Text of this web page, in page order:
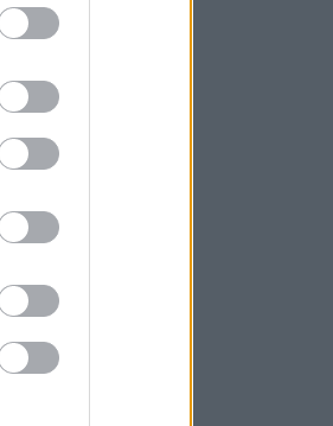
ολοκληρωθεί οι αυτοψίες στο Πόρτο
Γερμενό – Κανένας δεν θα μείνει
Οι ΗΠΑ αναστέλλουν τις εισαγωγές
από τον μεγαλύτερο παραγωγό
αβοκάντο του Μεξικού
Ουγγαρία: Την ερχόμενη εβδομάδα η
Οι ΥΠΕΞ ΗΠΑ και Βρετανίας συζήτησαν
Ουκρανίας